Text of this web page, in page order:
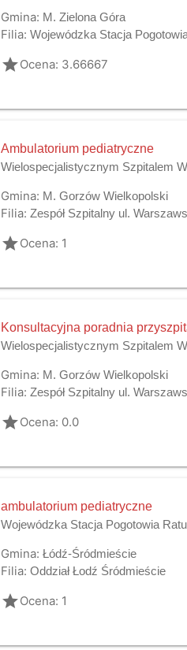
Gmina: M. Zielona Góra
Filia: Wojewódzka Stacja
gradeOcena: 3.66667
Ambulatorium pediatryczne
Wielospecjalistycznym Szpitalem
Gmina: M. Gorzów Wielkopolski
Filia: Zespół Szpitalny ul.
gradeOcena: 1
Konsultacyjna poradnia
Wielospecjalistycznym Szpitalem
Gmina: M. Gorzów Wielkopolski
Filia: Zespół Szpitalny ul.
gradeOcena: 0.0
ambulatorium pediatryczne
Wojewódzka Stacja Pogotowia
Gmina: Łódź-Śródmieście
Filia: Oddział Łodź Śródmieście
gradeOcena: 1